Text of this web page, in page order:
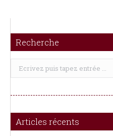
Recherche
Recherche
Articles récents